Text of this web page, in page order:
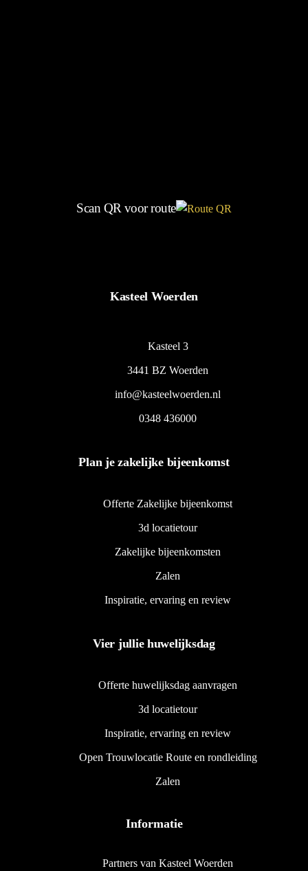
Scan QR voor route
Kasteel Woerden
Kasteel 3
3441 BZ Woerden
info@kasteelwoerden.nl
0348 436000
Plan je zakelijke bijeenkomst
Offerte Zakelijke bijeenkomst
3d locatietour
Zakelijke bijeenkomsten
Zalen
Inspiratie, ervaring en review
Vier jullie huwelijksdag
Offerte huwelijksdag aanvragen
3d locatietour
Inspiratie, ervaring en review
Open Trouwlocatie Route en rondleiding
Zalen
Informatie
Partners van Kasteel Woerden